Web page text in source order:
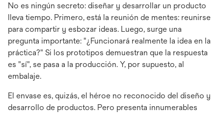
No es ningún secreto: diseñar y desarrollar un producto
lleva tiempo. Primero, está la reunión de mentes: reunirse
para compartir y esbozar ideas. Luego, surge una
pregunta importante: "¿Funcionará realmente la idea en la
práctica?" Si los prototipos demuestran que la respuesta
es "sí", se pasa a la producción. Y, por supuesto, al
embalaje.
El envase es, quizás, el héroe no reconocido del diseño y
desarrollo de productos. Pero presenta innumerables